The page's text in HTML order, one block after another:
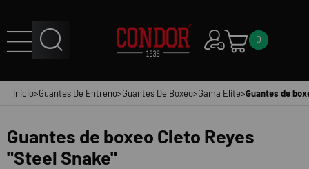
0
Inicio>Guantes De Entreno>Guantes De Boxeo>Gama Elite>Guantes de
Guantes de boxeo Cleto Reyes
"Steel Snake"